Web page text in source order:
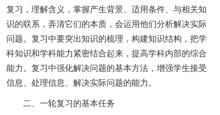
复习，理解含义，掌握产生背景、适用条件、与相关知
识的联系，弄清它们的本质，会运用他们分析解决实际
问题。复习中要突出知识的梳理，构建知识结构，把学
科知识和学科能力紧密结合起来，提高学科内部的综合
能力。复习中强化解决问题的基本方法，增强学生接受
信息、处理信息、解决实际问题的能力。
二、一轮复习的基本任务